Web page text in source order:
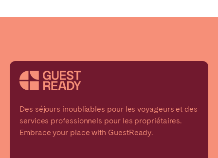
Des séjours inoubliables pour les voyageurs et des
services professionnels pour les propriétaires.
Embrace your place with GuestReady.